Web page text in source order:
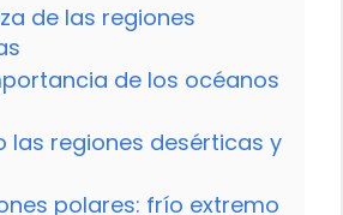
de las regiones
de los océanos
las regiones desérticas y
polares: frío extremo